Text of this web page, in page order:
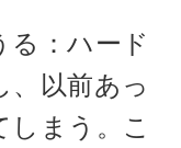
：ハード
、以前あっ
まう。こ